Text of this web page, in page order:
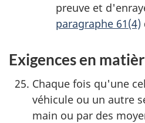
preuve et
paragraphe 61(4)
Exigences en
Chaque fois qu'une
véhicule ou un autre
main ou par des